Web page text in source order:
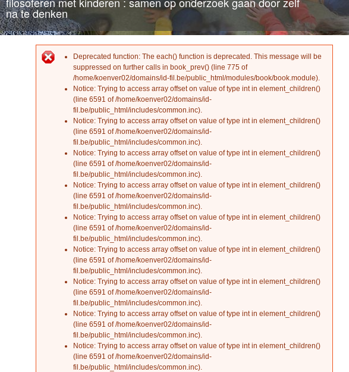
na te denken
Error message
Deprecated function: The each() function is deprecated. This message will be
suppressed on further calls in book_prev() (line 775 of
/home/koenver02/domains/id-fil.be/public_html/modules/book/book.module).
Notice: Trying to access array offset on value of type int in element_children()
(line 6591 of/home/koenver02/domains/id-
fil.be/public_html/includes/common.inc).
Notice: Trying to access array offset on value of type int in element_children()
(line 6591 of/home/koenver02/domains/id-
fil.be/public_html/includes/common.inc).
Notice: Trying to access array offset on value of type int in element_children()
(line 6591 of/home/koenver02/domains/id-
fil.be/public_html/includes/common.inc).
Notice: Trying to access array offset on value of type int in element_children()
(line 6591 of/home/koenver02/domains/id-
fil.be/public_html/includes/common.inc).
Notice: Trying to access array offset on value of type int in element_children()
(line 6591 of/home/koenver02/domains/id-
fil.be/public_html/includes/common.inc).
Notice: Trying to access array offset on value of type int in element_children()
(line 6591 of/home/koenver02/domains/id-
fil.be/public_html/includes/common.inc).
Notice: Trying to access array offset on value of type int in element_children()
(line 6591 of/home/koenver02/domains/id-
fil.be/public_html/includes/common.inc).
Notice: Trying to access array offset on value of type int in element_children()
(line 6591 of/home/koenver02/domains/id-
fil.be/public_html/includes/common.inc).
Notice: Trying to access array offset on value of type int in element_children()
(line 6591 of/home/koenver02/domains/id-
fil.be/public_html/includes/common.inc).